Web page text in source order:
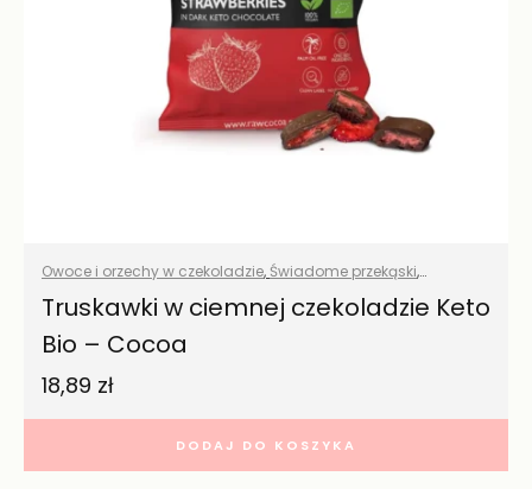
Owoce i orzechy w czekoladzie, Świadome przekąski,
Wszystkie produkty
Truskawki w ciemnej czekoladzie Keto
Bio – Cocoa
18,89 zł
DODAJ DO KOSZYKA